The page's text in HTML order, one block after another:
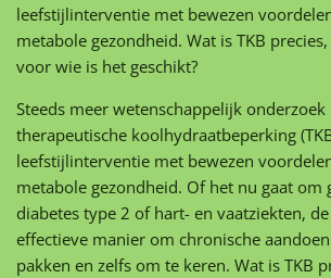
leefstijlinterventie met bewezen
metabole gezondheid. Wat is TKB
voor wie is het geschikt?
Steeds meer wetenschappelijk onderzoek
therapeutische koolhydraatbeperking
leefstijlinterventie met bewezen
metabole gezondheid. Of het nu gaat om
diabetes type 2 of hart- en vaatziekten,
effectieve manier om chronische
pakken en zelfs om te keren. Wat is TKB